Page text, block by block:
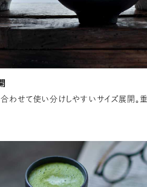
わせて使い分けしやすいサイズ展開。